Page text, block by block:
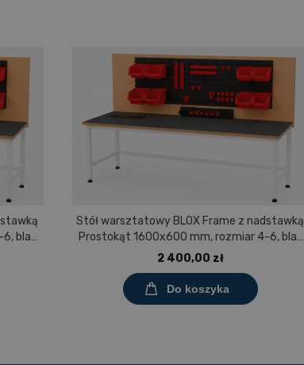
6, blat
Stół warsztatowy BLOX Frame z nadstawką
Prostokąt 1600x600 mm, rozmiar 4-6, blat
pokryty tworzywem polipropylenowym
2 400,00 zł
Do koszyka